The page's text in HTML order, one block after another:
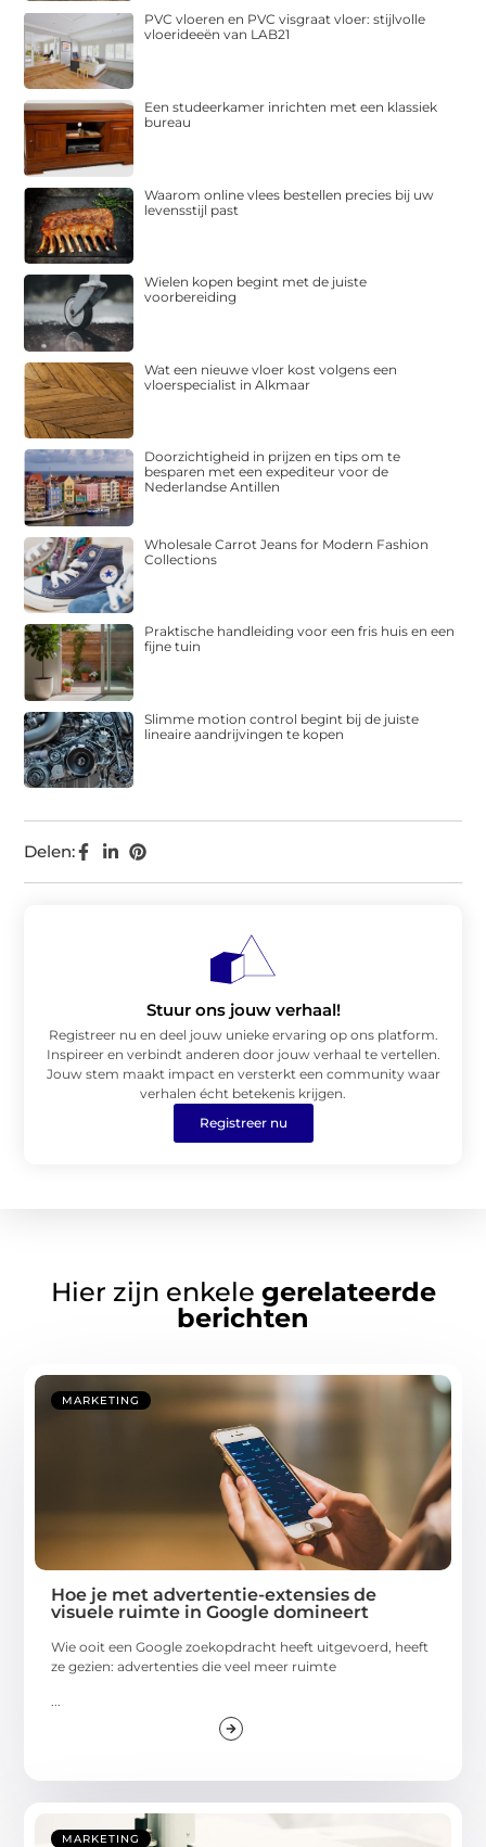
Delen:
PVC vloeren en PVC visgraat vloer: stijlvolle
vloerideeën van LAB21
Een studeerkamer inrichten met een klassiek
bureau
Waarom online vlees bestellen precies bij uw
levensstijl past
Wielen kopen begint met de juiste
voorbereiding
Wat een nieuwe vloer kost volgens een
vloerspecialist in Alkmaar
Doorzichtigheid in prijzen en tips om te
besparen met een expediteur voor de
Nederlandse Antillen
Wholesale Carrot Jeans for Modern Fashion
Collections
Praktische handleiding voor een fris huis en een
fijne tuin
Slimme motion control begint bij de juiste
lineaire aandrijvingen te kopen
Stuur ons jouw verhaal!
Registreer nu en deel jouw unieke ervaring op ons platform.
Inspireer en verbindt anderen door jouw verhaal te vertellen.
Jouw stem maakt impact en versterkt een community waar
verhalen écht betekenis krijgen.
Registreer nu
Hier zijn enkele gerelateerde
berichten
MARKETING
Hoe je met advertentie-extensies de
visuele ruimte in Google domineert
Wie ooit een Google zoekopdracht heeft uitgevoerd, heeft
ze gezien: advertenties die veel meer ruimte
...
MARKETING